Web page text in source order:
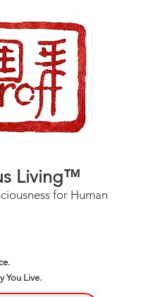
Living™
for Human
You Live.